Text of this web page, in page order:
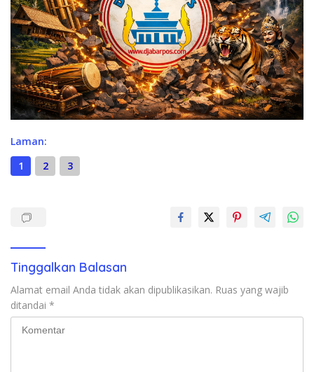
Laman:
1
2 3
Tinggalkan Balasan
Alamat email Anda tidak akan dipublikasikan. Ruas yang wajib
ditandai *